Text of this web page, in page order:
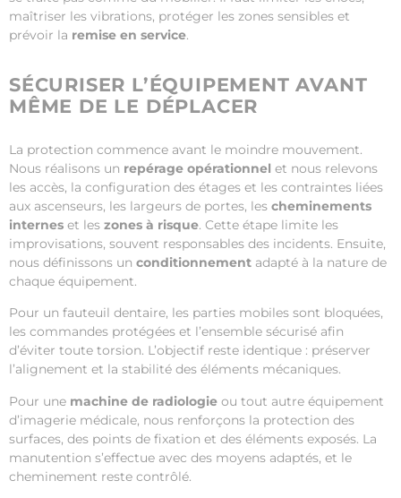
maîtriser les vibrations, protéger les zones sensibles et
prévoir la remise en service.
SÉCURISER L’ÉQUIPEMENT AVANT
MÊME DE LE DÉPLACER
La protection commence avant le moindre mouvement.
Nous réalisons un repérage opérationnel et nous relevons
les accès, la configuration des étages et les contraintes liées
aux ascenseurs, les largeurs de portes, les cheminements
internes et les zones à risque. Cette étape limite les
improvisations, souvent responsables des incidents. Ensuite,
nous définissons un conditionnement adapté à la nature de
chaque équipement.
Pour un fauteuil dentaire, les parties mobiles sont bloquées,
les commandes protégées et l’ensemble sécurisé afin
d’éviter toute torsion. L’objectif reste identique : préserver
l’alignement et la stabilité des éléments mécaniques.
Pour une machine de radiologie ou tout autre équipement
d’imagerie médicale, nous renforçons la protection des
surfaces, des points de fixation et des éléments exposés. La
manutention s’effectue avec des moyens adaptés, et le
cheminement reste contrôlé.